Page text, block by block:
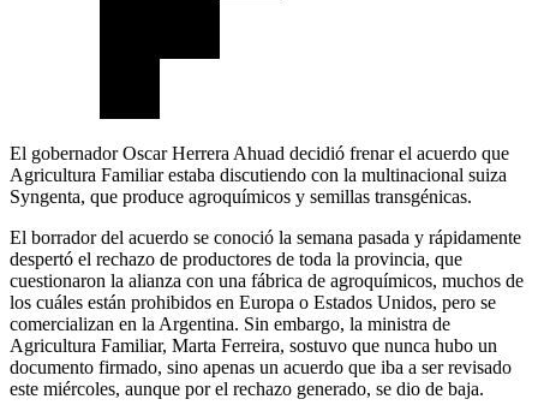
El gobernador Oscar Herrera Ahuad decidió frenar el acuerdo que
Agricultura Familiar estaba discutiendo con la multinacional suiza
Syngenta, que produce agroquímicos y semillas transgénicas.
El borrador del acuerdo se conoció la semana pasada y rápidamente
despertó el rechazo de productores de toda la provincia, que
cuestionaron la alianza con una fábrica de agroquímicos, muchos de
los cuáles están prohibidos en Europa o Estados Unidos, pero se
comercializan en la Argentina. Sin embargo, la ministra de
Agricultura Familiar, Marta Ferreira, sostuvo que nunca hubo un
documento firmado, sino apenas un acuerdo que iba a ser revisado
este miércoles, aunque por el rechazo generado, se dio de baja.